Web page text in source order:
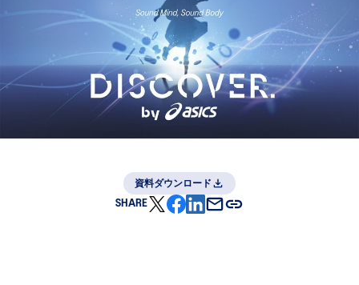
資料ダウンロード
SHARE